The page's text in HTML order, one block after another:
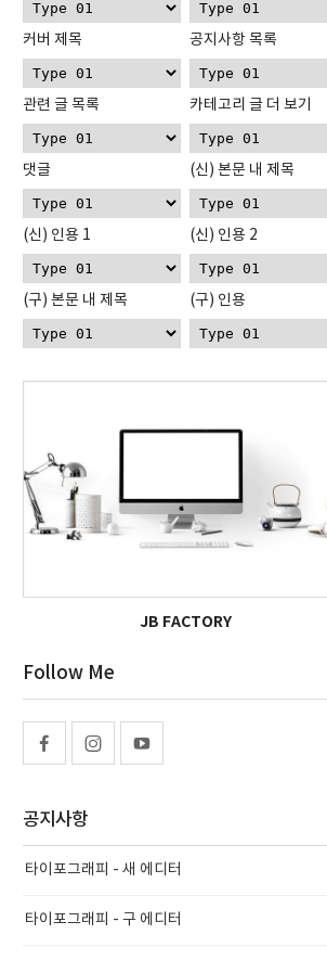
커버 제목 공지사항 목록
관련 글 목록 카테고리 글 더 보기
댓글 (신) 본문 내 제목
(신) 인용 1 (신) 인용 2
(구) 본문 내 제목 (구) 인용
JB FACTORY
Follow Me
공지사항
타이포그래피 - 새 에디터
타이포그래피 - 구 에디터